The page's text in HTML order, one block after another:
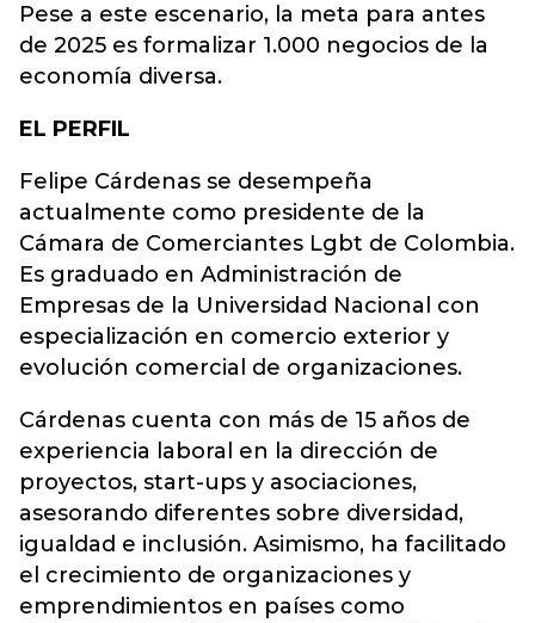
Pese a este escenario, la meta para antes
de 2025 es formalizar 1.000 negocios de la
economía diversa.
EL PERFIL
Felipe Cárdenas se desempeña
actualmente como presidente de la
Cámara de Comerciantes Lgbt de Colombia.
Es graduado en Administración de
Empresas de la Universidad Nacional con
especialización en comercio exterior y
evolución comercial de organizaciones.
Cárdenas cuenta con más de 15 años de
experiencia laboral en la dirección de
proyectos, start-ups y asociaciones,
asesorando diferentes sobre diversidad,
igualdad e inclusión. Asimismo, ha facilitado
el crecimiento de organizaciones y
emprendimientos en países como